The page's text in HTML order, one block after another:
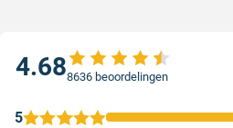
4.688636 beoordelingen
5